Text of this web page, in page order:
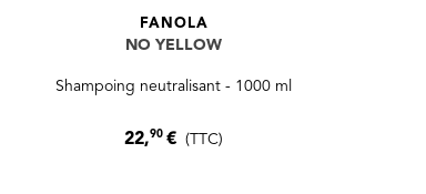
FANOLA
NO YELLOW
Shampoing neutralisant - 1000 ml
22,90€ (TTC)